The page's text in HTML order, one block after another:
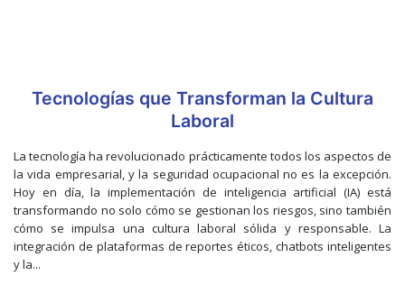
Tecnologías que Transforman la Cultura
Laboral
La tecnología ha revolucionado prácticamente todos los aspectos de
la vida empresarial, y la seguridad ocupacional no es la excepción.
Hoy en día, la implementación de inteligencia artificial (IA) está
transformando no solo cómo se gestionan los riesgos, sino también
cómo se impulsa una cultura laboral sólida y responsable. La
integración de plataformas de reportes éticos, chatbots inteligentes
y la...